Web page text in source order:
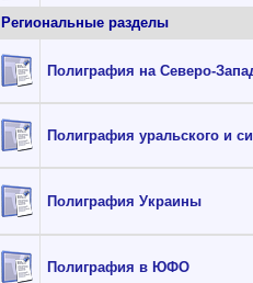
Региональные разделы
Полиграфия на Северо-
Полиграфия уральского и
Полиграфия Украины
Полиграфия в ЮФО